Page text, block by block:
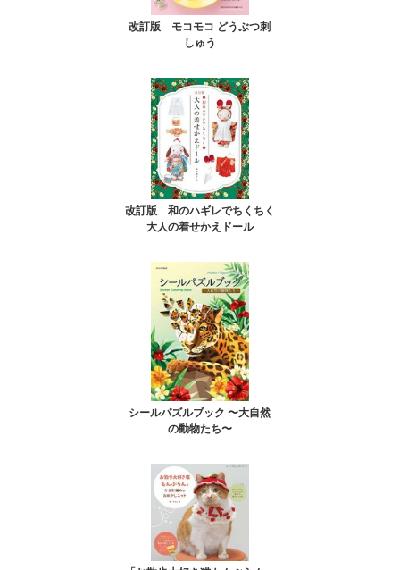
改訂版 モコモコ どうぶつ刺
しゅう
改訂版 和のハギレでちくちく
大人の着せかえドール
シールパズルブック 〜大自然
の動物たち〜